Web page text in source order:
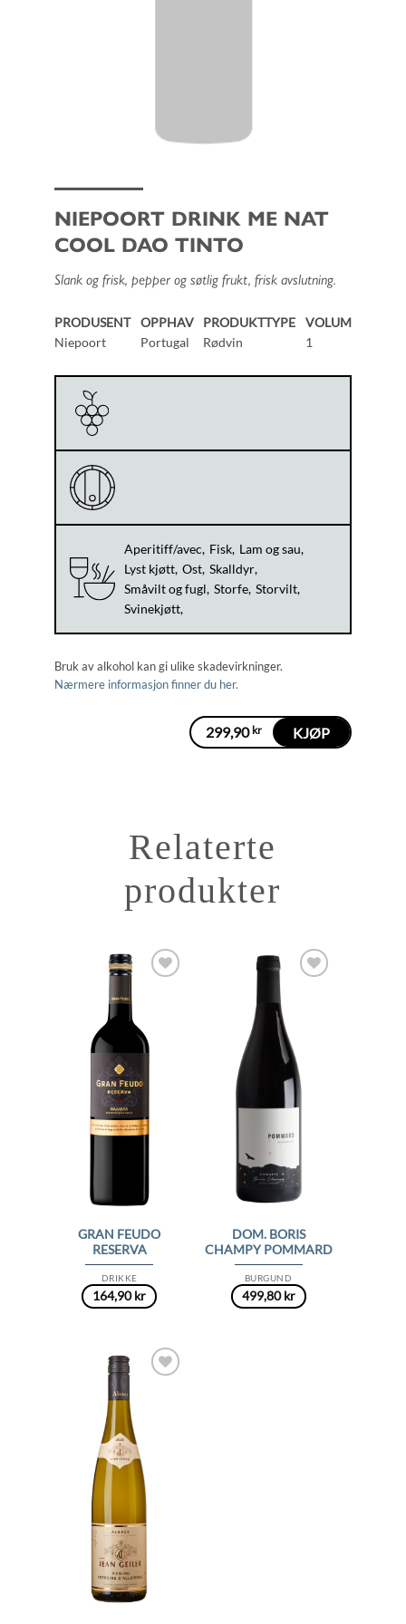
NIEPOORT DRINK ME NAT
COOL DAO TINTO
Slank og frisk, pepper og søtlig frukt, frisk avslutning.
PRODUSENT
Niepoort
OPPHAV
Portugal
PRODUKTTYPE
Rødvin
VOLUM
1
Aperitiff/avec Fisk Lam og sau
Lyst kjøtt Ost Skalldyr
Småvilt og fugl Storfe Storvilt
Svinekjøtt
Bruk av alkohol kan gi ulike skadevirkninger.
Nærmere informasjon finner du her.
299,90 kr KJØP
Relaterte
produkter
DRIKKE
GRAN FEUDO
RESERVA
164,90kr
BURGUND
DOM. BORIS
CHAMPY POMMARD
499,80kr